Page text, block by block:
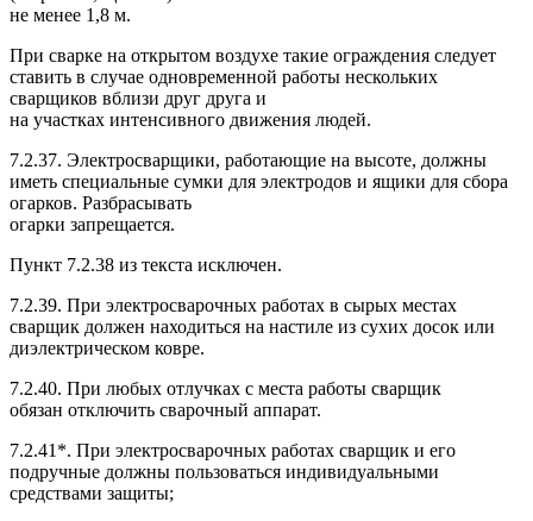
не менее 1,8 м.
При сварке на открытом воздухе такие ограждения следует
ставить в случае одновременной работы нескольких
сварщиков вблизи друг друга и
на участках интенсивного движения людей.
7.2.37. Электросварщики, работающие на высоте, должны
иметь специальные сумки для электродов и ящики для сбора
огарков. Разбрасывать
огарки запрещается.
Пункт 7.2.38 из текста исключен.
7.2.39. При электросварочных работах в сырых местах
сварщик должен находиться на настиле из сухих досок или
диэлектрическом ковре.
7.2.40. При любых отлучках с места работы сварщик
обязан отключить сварочный аппарат.
7.2.41*. При электросварочных работах сварщик и его
подручные должны пользоваться индивидуальными
средствами защиты;